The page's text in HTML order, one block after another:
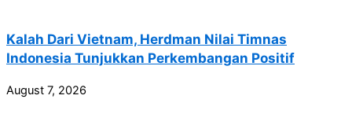
Kalah Dari Vietnam, Herdman Nilai Timnas
Indonesia Tunjukkan Perkembangan Positif
August 7, 2026